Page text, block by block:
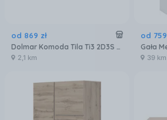
od 869 zł
Dolmar Komoda Tila Ti3 2D3S Dąb Olejowany Cashmere
2,1 km
od 759
39 km